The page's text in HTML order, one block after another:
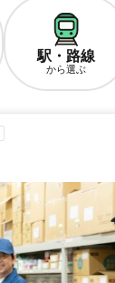
駅・路線
から選ぶ